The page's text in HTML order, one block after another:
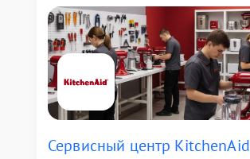
Сервисный центр KitchenAid